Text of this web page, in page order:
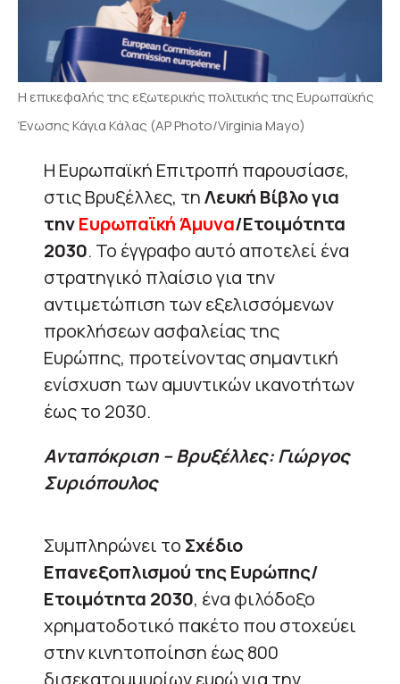
Η επικεφαλής της εξωτερικής πολιτικής της Ευρωπαϊκής
Ένωσης Κάγια Κάλας (AP Photo/Virginia Mayo)
Η Ευρωπαϊκή Επιτροπή παρουσίασε,
στις Βρυξέλλες, τηΛευκή Βίβλο για
τηνΕυρωπαϊκή Άμυνα/Ετοιμότητα
2030. Το έγγραφο αυτό αποτελεί ένα
στρατηγικό πλαίσιο για την
αντιμετώπιση των εξελισσόμενων
προκλήσεων ασφαλείας της
Ευρώπης, προτείνοντας σημαντική
ενίσχυση των αμυντικών ικανοτήτων
έως το 2030.
Aνταπόκριση – Βρυξέλλες: Γιώργος
Συριόπουλος
Συμπληρώνει το Σχέδιο
Επανεξοπλισμού της Ευρώπης/
Ετοιμότητα 2030, ένα φιλόδοξο
χρηματοδοτικό πακέτο που στοχεύει
στην κινητοποίηση έως 800
δισεκατομμυρίων ευρώ για την